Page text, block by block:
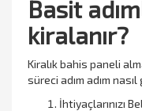
Basit
kiralanır?
Kiralık bahis paneli
süreci adım adım
İhtiyaçlarınızı